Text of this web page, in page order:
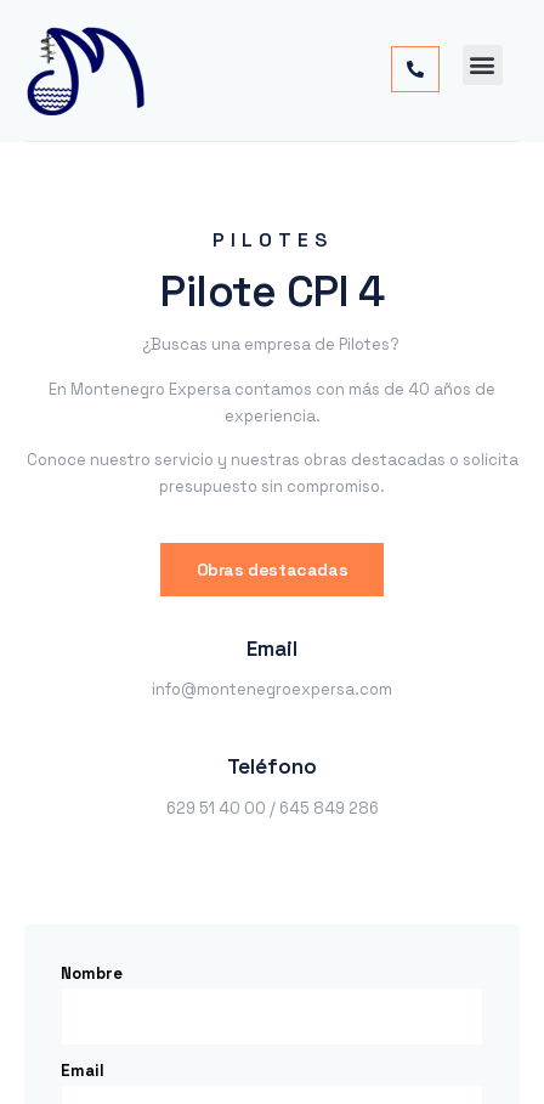
PILOTES
Pilote CPI 4
¿Buscas una empresa de Pilotes?
En Montenegro Expersa contamos con más de 40 años de
experiencia.
Conoce nuestro servicio y nuestras obras destacadas o solicita
presupuesto sin compromiso.
Obras destacadas
Email
info@montenegroexpersa.com
Teléfono
629 51 40 00 / 645 849 286
Nombre
Email